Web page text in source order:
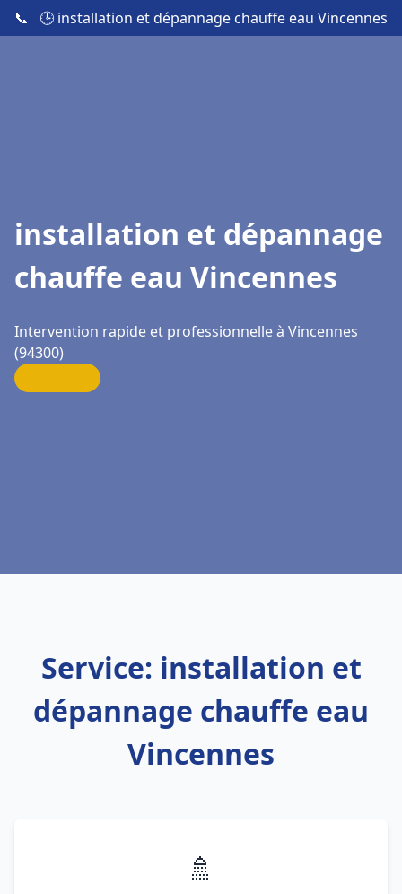
📞 🕒 installation et dépannage chauffe eau Vincennes
installation et dépannage
chauffe eau Vincennes
Intervention rapide et professionnelle à Vincennes
(94300)
Service: installation et
dépannage chauffe eau
Vincennes
🚿